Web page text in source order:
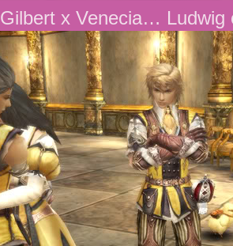
Gilbert x Venecia… Ludwig